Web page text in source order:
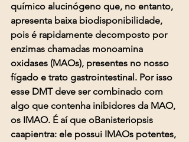
químico alucinógeno que, no entanto,
apresenta baixa biodisponibilidade,
pois é rapidamente decomposto por
enzimas chamadas monoamina
oxidases (MAOs), presentes no nosso
fígado e trato gastrointestinal. Por isso
esse DMT deve ser combinado com
algo que contenha inibidores da MAO,
os IMAO. É aí que oBanisteriopsis
caapientra: ele possui IMAOs potentes,